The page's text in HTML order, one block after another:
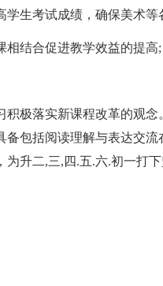
生考试成绩，确保美术等
相结合促进教学效益的提高;
极落实新课程改革的观
包括阅读理解与表达交流
升二,三,四.五.六.初一打下